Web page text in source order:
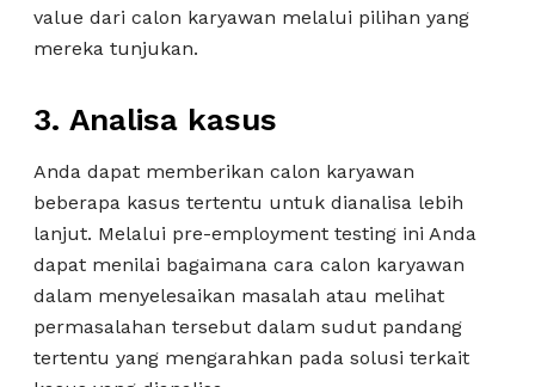
value dari calon karyawan melalui pilihan yang
mereka tunjukan.
3. Analisa kasus
Anda dapat memberikan calon karyawan
beberapa kasus tertentu untuk dianalisa lebih
lanjut. Melalui pre-employment testing ini Anda
dapat menilai bagaimana cara calon karyawan
dalam menyelesaikan masalah atau melihat
permasalahan tersebut dalam sudut pandang
tertentu yang mengarahkan pada solusi terkait